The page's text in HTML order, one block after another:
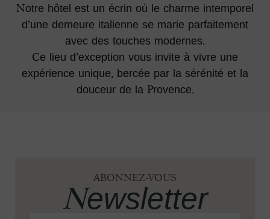
Notre hôtel est un écrin où le charme intemporel
d’une demeure italienne se marie parfaitement
avec des touches modernes.
Ce lieu d’exception vous invite à vivre une
expérience unique, bercée par la sérénité et la
douceur de la Provence.
ABONNEZ-VOUS
Newsletter